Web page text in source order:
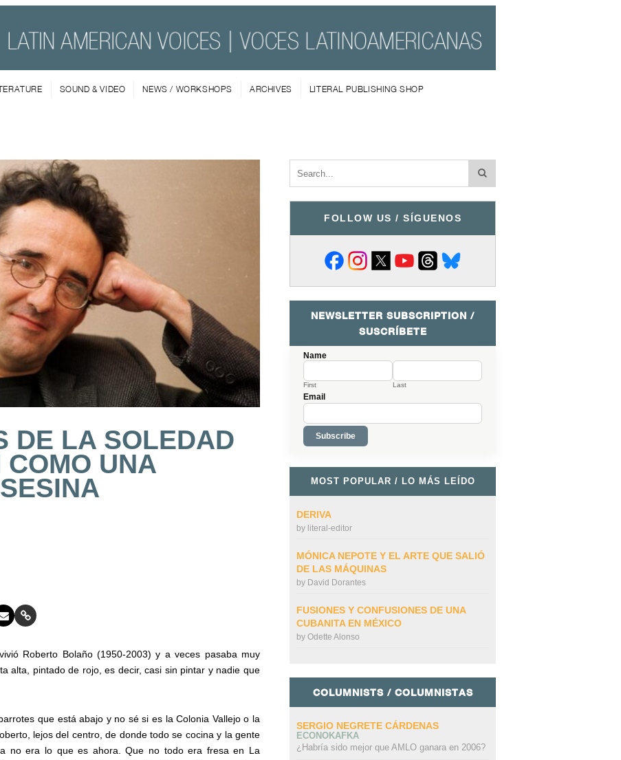
SOUND & VIDEO NEWS / WORKSHOPS ARCHIVES LITERAL PUBLISHING SHOP
DE LA SOLEDAD
COMO UNA
Roberto Bolaño (1950-2003) y a veces pasaba muy
alta, pintado de rojo, es decir, casi sin pintar y nadie que
que está abajo y no sé si es la Colonia Vallejo o la
lejos del centro, de donde todo se cocina y la gente
no era lo que es ahora. Que no todo era fresa en La
FOLLOW US / SÍGUENOS
NEWSLETTER SUBSCRIPTION /
SUSCRÍBETE
Name
First Last
Email
MOST POPULAR / LO MÁS LEÍDO
DERIVA
by literal-editor
MÓNICA NEPOTE Y EL ARTE QUE SALIÓ
DE LAS MÁQUINAS
by David Dorantes
FUSIONES Y CONFUSIONES DE UNA
CUBANITA EN MÉXICO
by Odette Alonso
COLUMNISTS / COLUMNISTAS
SERGIO NEGRETE CÁRDENAS
ECONOKAFKA
¿Habría sido mejor que AMLO ganara en 2006?